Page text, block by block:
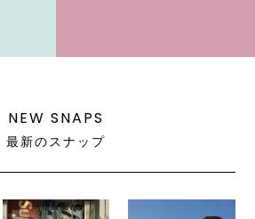
NEW SNAPS
最新のスナップ